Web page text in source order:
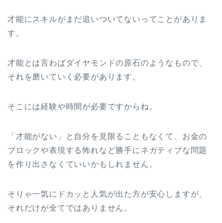
才能にスキルがまだ追いついてないってことがありま
す。
才能とは言わばダイヤモンドの原石のようなもので、
それを磨いていく必要があります。
そこには経験や時間が必要ですからね。
「才能がない」と自分を見限ることもなくて、お金の
ブロックや表現する怖れなど勝手にネガティブな問題
を作り出さなくていいかもしれません。
そりゃ一気にドカッと人気が出た方が安心しますが、
それだけが全てではありません。